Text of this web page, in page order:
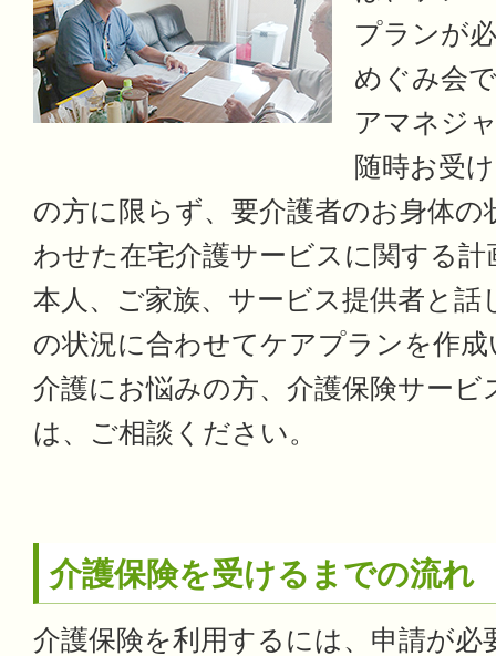
プランが
めぐみ会
アマネジ
随時お受
の方に限らず、要介護者のお身体
わせた在宅介護サービスに関する
本人、ご家族、サービス提供者と話
の状況に合わせてケアプランを作
介護にお悩みの方、介護保険サービ
は、ご相談ください。
介護保険を受けるまでの流れ
介護保険を利用するには、申請が必